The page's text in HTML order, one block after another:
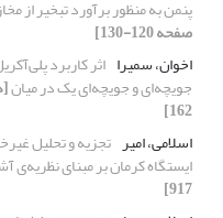
پنمن به منظور برآورد تبخیر از
صفحه 120-130]
اخوان، سمیرا اثر کاربرد
جویچه‌ای و جویچه‌ای یک در میان
162]
اسلامی، امیر تجزیه و تحلیل
ایستگاه کرمان بر مبنای نظریه‌ی
917]